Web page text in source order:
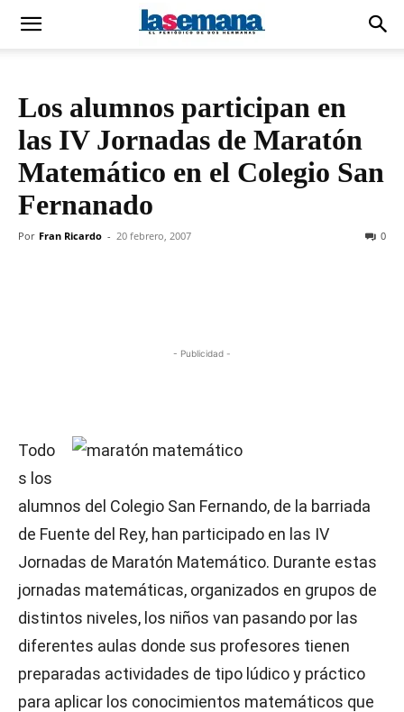
Los alumnos participan en
las IV Jornadas de Maratón
Matemático en el Colegio San
Fernanado
Por Fran Ricardo - 20 febrero, 2007 0
- Publicidad -
Todo
s los
alumnos del Colegio San Fernando, de la barriada
de Fuente del Rey, han participado en las IV
Jornadas de Maratón Matemático. Durante estas
jornadas matemáticas, organizados en grupos de
distintos niveles, los niños van pasando por las
diferentes aulas donde sus profesores tienen
preparadas actividades de tipo lúdico y práctico
para aplicar los conocimientos matemáticos que